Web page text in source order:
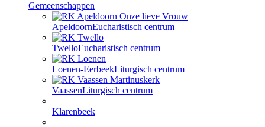
Gemeenschappen
ApeldoornEucharistisch centrum
TwelloEucharistisch centrum
Loenen-EerbeekLiturgisch centrum
VaassenLiturgisch centrum
Klarenbeek